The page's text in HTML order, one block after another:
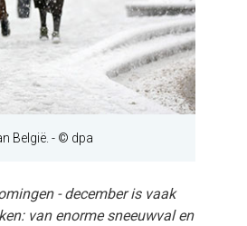
België. - © dpa
- december is vaak
van enorme sneeuwval en